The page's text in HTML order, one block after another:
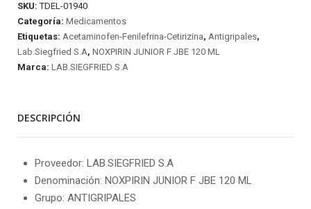
ML
cantidad
SKU:TDEL-01940
Categoría: Medicamentos
Etiquetas: Acetaminofen-Fenilefrina-Cetirizina, Antigripales,
Lab.Siegfried S.A, NOXPIRIN JUNIOR F JBE 120 ML
Marca: LAB.SIEGFRIED S.A
DESCRIPCIÓN
Proveedor: LAB.SIEGFRIED S.A
Denominación: NOXPIRIN JUNIOR F JBE 120 ML
Grupo: ANTIGRIPALES